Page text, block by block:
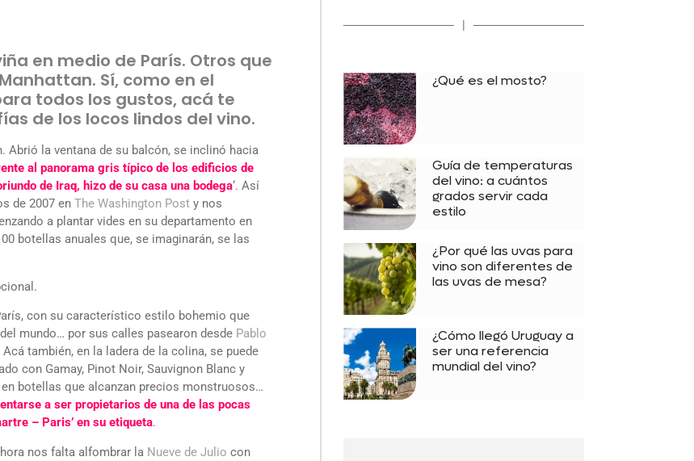
en medio de París. Otros que
Sí, como en el
todos los gustos, acá te
de los locos lindos del vino.
Abrió la ventana de su balcón, se inclinó hacia
al panorama gris típico de los edificios de
de Iraq, hizo de su casa una bodega‘. Así
de 2007 en The Washington Post y nos
a plantar vides en su departamento en
botellas anuales que, se imaginarán, se las
con su característico estilo bohemio que
mundo… por sus calles pasearon desde Pablo
Acá también, en la ladera de la colina, se puede
con Gamay, Pinot Noir, Sauvignon Blanc y
botellas que alcanzan precios monstruosos…
a ser propietarios de una de las pocas
– Paris’ en su etiqueta.
nos falta alfombrar la Nueve de Julio con
|
¿Qué es el mosto?
Guía de temperaturas
del vino: a cuántos
grados servir cada
estilo
¿Por qué las uvas para
vino son diferentes de
las uvas de mesa?
¿Cómo llegó Uruguay a
ser una referencia
mundial del vino?